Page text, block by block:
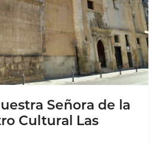
Señora de la
Cultural Las